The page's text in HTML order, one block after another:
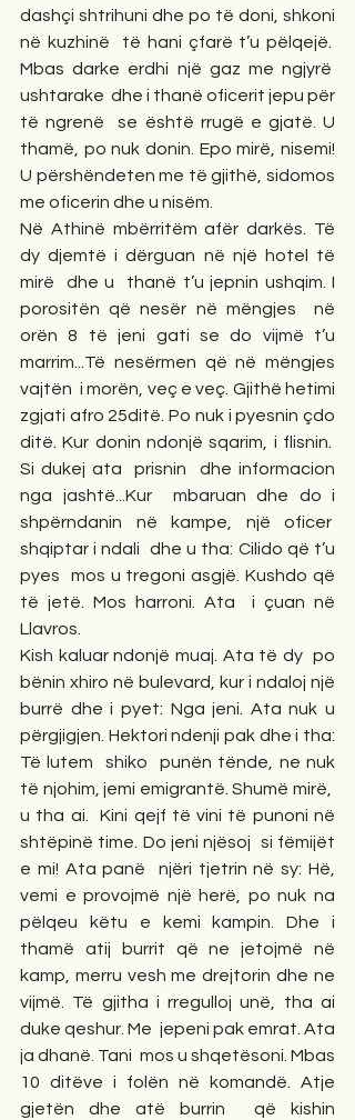
dashçi shtrihuni dhe po të doni, shkoni
në kuzhinë  të hani çfarë t’u pëlqejë.
Mbas darke erdhi një gaz me ngjyrë
ushtarake  dhe i thanë oficerit jepu për
të ngrenë  se është rrugë e gjatë. U
thamë, po nuk donin. Epo mirë, nisemi!
U përshëndeten me të gjithë, sidomos
me oficerin dhe u nisëm.
Në Athinë mbërritëm afër darkës. Të
dy djemtë i dërguan në një hotel të
mirë  dhe u  thanë t’u jepnin ushqim. I
porositën që nesër në mëngjes  në
orën 8 të jeni gati se do vijmë t’u
marrim...Të nesërmen që në mëngjes
vajtën  i morën, veç e veç. Gjithë hetimi
zgjati afro 25ditë. Po nuk i pyesnin çdo
ditë. Kur donin ndonjë sqarim, i flisnin.
Si dukej ata  prisnin  dhe informacion
nga jashtë...Kur  mbaruan dhe do i
shpërndanin në kampe, një oficer
shqiptar i ndali  dhe u tha: Cilido që t’u
pyes  mos u tregoni asgjë. Kushdo që
të jetë. Mos harroni. Ata  i çuan në
Llavros.
Kish kaluar ndonjë muaj. Ata të dy  po
bënin xhiro në bulevard, kur i ndaloj një
burrë dhe i pyet: Nga jeni. Ata nuk u
përgjigjen. Hektori ndenji pak dhe i tha:
Të lutem  shiko  punën tënde, ne nuk
të njohim, jemi emigrantë. Shumë mirë,
u tha ai.  Kini qejf të vini të punoni në
shtëpinë time. Do jeni njësoj  si fëmijët
e mi! Ata panë  njëri tjetrin në sy: Hë,
vemi e provojmë një herë, po nuk na
pëlqeu këtu e kemi kampin. Dhe i
thamë atij burrit që ne jetojmë në
kamp, merru vesh me drejtorin dhe ne
vijmë. Të gjitha i rregulloj unë, tha ai
duke qeshur. Me  jepeni pak emrat. Ata
ja dhanë. Tani  mos u shqetësoni. Mbas
10 ditëve i folën në komandë. Atje
gjetën dhe atë burrin  që kishin